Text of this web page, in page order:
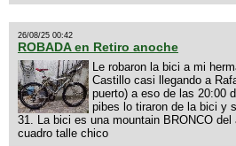
26/08/25 00:42
ROBADA en Retiro anoche
Le robaron la bici a mi
Castillo casi llegando a
puerto) a eso de las 20:00
pibes lo tiraron de la bici y
31. La bici es una mountain BRONCO del
cuadro talle chico